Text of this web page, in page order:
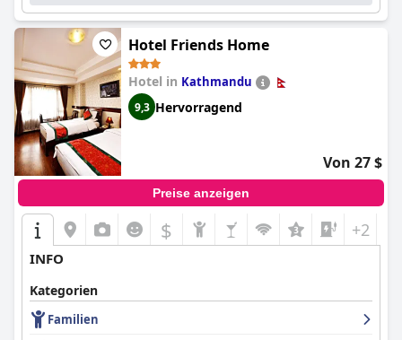
Hotel Friends Home
Hotel in Kathmandu
9,3 Hervorragend
Von 27 $
Preise anzeigen
$ +2
INFO
Kategorien
Familien